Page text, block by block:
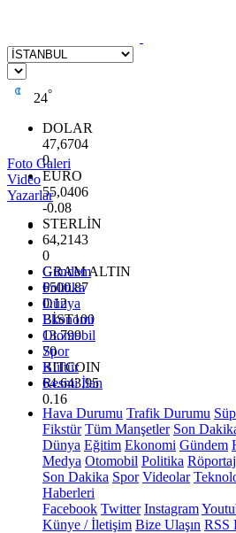
24°
DOLAR
47,6704
0
EURO
55,0406
-0.08
STERLİN
64,2143
0
GRAM ALTIN
6500.87
0.12
BİST100
13.799
70
BITCOIN
64.643,95
0.16
Foto Galeri
Video
Yazarlar
Gündem
Politika
Dünya
Ekonomi
Otomobil
Spor
Kültür
Resmi İlan
Hava Durumu Trafik Durumu
Fikstür Tüm Manşetler Son
Dünya Eğitim Ekonomi Gündem
Medya Otomobil Politika Röportaj
Son Dakika Spor Videolar
Haberleri
Facebook Twitter Instagram
Künye / İletişim Bize Ulaşın RSS